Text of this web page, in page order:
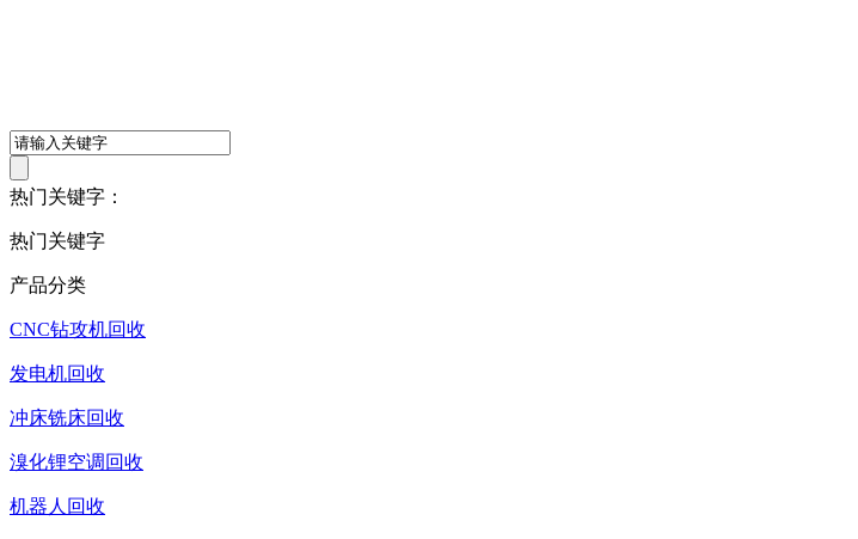
热门关键字：
热门关键字
产品分类
CNC钻攻机回收
发电机回收
冲床铣床回收
溴化锂空调回收
机器人回收